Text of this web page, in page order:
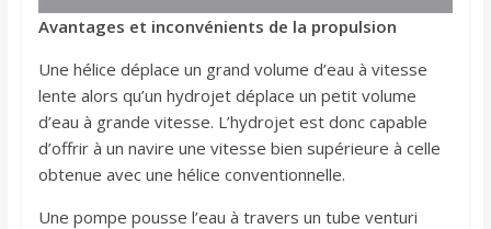
Avantages et inconvénients de la propulsion
Une hélice déplace un grand volume d’eau à vitesse
lente alors qu’un hydrojet déplace un petit volume
d’eau à grande vitesse. L’hydrojet est donc capable
d’offrir à un navire une vitesse bien supérieure à celle
obtenue avec une hélice conventionnelle.
Une pompe pousse l’eau à travers un tube venturi